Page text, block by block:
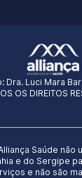
Dra. Luci Mara
OS DIREITOS
Saúde não
e do Sergipe
e não são